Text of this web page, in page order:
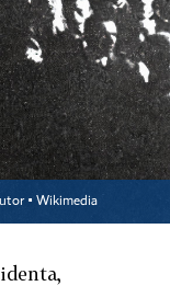
▪ Wikimedia